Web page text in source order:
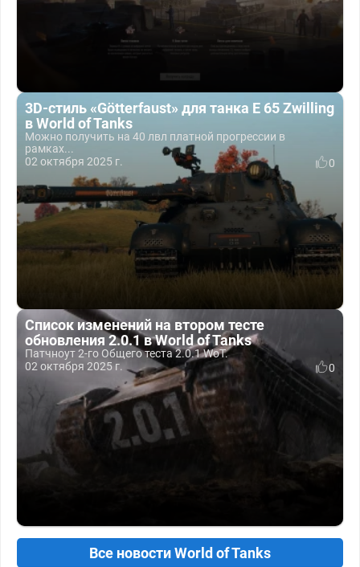
3D-стиль «Götterfaust» для танка E 65 Zwilling
в World of Tanks
Можно получить на 40 лвл платной прогрессии в
рамках...
02 октября 2025 г.
0
Список изменений на втором тесте
обновления 2.0.1 в World of Tanks
Патчноут 2-го Общего теста 2.0.1 WoT.
02 октября 2025 г.
0
Все новости World of Tanks